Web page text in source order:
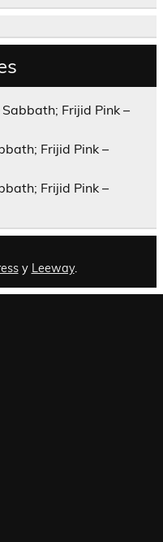
Sabbath; Frijid Pink –
Frijid Pink –
Frijid Pink –
y Leeway.